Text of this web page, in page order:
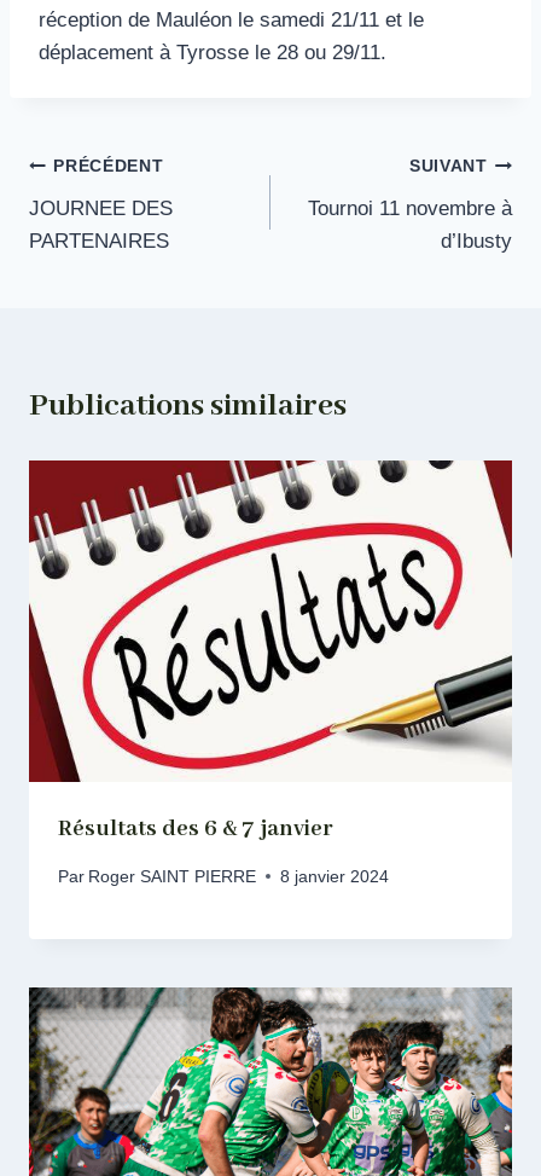
réception de Mauléon le samedi 21/11 et le
déplacement à Tyrosse le 28 ou 29/11.
Navigation
de
PRÉCÉDENT
JOURNEE DES
PARTENAIRES
SUIVANT
Tournoi 11 novembre à
d’Ibusty
Publications similaires
Résultats des 6 & 7 janvier
Par Roger SAINT PIERRE 8 janvier 2024